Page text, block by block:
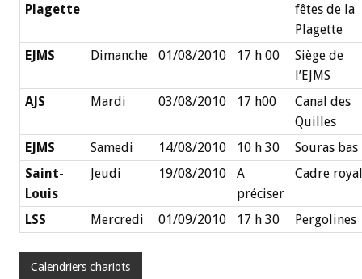
Plagette
fêtes de la
Plagette
EJMS
Dimanche 01/08/2010 17 h 00
Siège de
l’EJMS
AJS
Mardi 03/08/2010 17 h00
Canal des
Quilles
EJMS
Samedi 14/08/2010 10 h 30
Souras bas
Saint-
Louis
Jeudi 19/08/2010
A
préciser
Cadre
LSS Mercredi 01/09/2010 17 h 30 Pergolines
Calendriers chariots